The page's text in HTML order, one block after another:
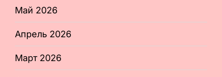
Май 2026
Апрель 2026
Март 2026